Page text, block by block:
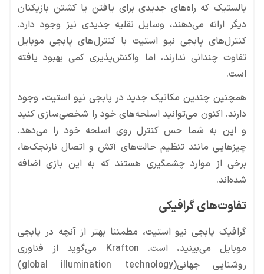
بالستیک که راه‌های جدیدی برای یافتن یا کشتن بازیکنان
دیگر ارائه می‌دهند، وسایل نقلیه جدیدی نیز وجود دارد.
کنترل‌های پابجی نیو استیت با کنترل‌های پابجی موبایل
تفاوت چندانی ندارند، اما واکنش‌پذیری کمی بهبود یافته
است.
همچنین چندین مکانیک جدید در پابجی نیو استیت، وجود
دارند. اکنون می‌توانید اسلحه‌های خود را شخصی‌سازی کنید
و این به شما حس کنترل روی اسلحه خود را می‌دهد.
چیزهایی مانند تنظیم حالت‌های آتش و اتصال نارنجک‌ها،
برخی از موارد چشمگیری هستند که به این بازی اضافه
شده‌اند.
تفاوت‌های گرافیکی
گرافیک پابجی نیو استیت، مطمئنا بهتر از آنچه در پابجی
موبایل می‌بینید، است. Krafton می‌گوید از فناوری
روشنایی جهانی(global illumination technology)